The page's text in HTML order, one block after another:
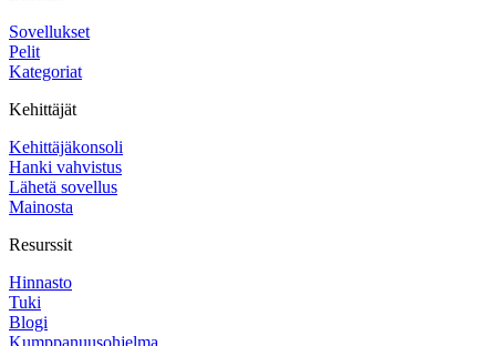
Sovellukset
Pelit
Kategoriat
Kehittäjät
Kehittäjäkonsoli
Hanki vahvistus
Lähetä sovellus
Mainosta
Resurssit
Hinnasto
Tuki
Blogi
Kumppanuusohjelma